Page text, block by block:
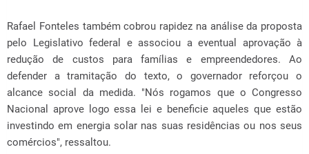
Rafael Fonteles também cobrou rapidez na análise da proposta
pelo Legislativo federal e associou a eventual aprovação à
redução de custos para famílias e empreendedores. Ao
defender a tramitação do texto, o governador reforçou o
alcance social da medida. "Nós rogamos que o Congresso
Nacional aprove logo essa lei e beneficie aqueles que estão
investindo em energia solar nas suas residências ou nos seus
comércios", ressaltou.